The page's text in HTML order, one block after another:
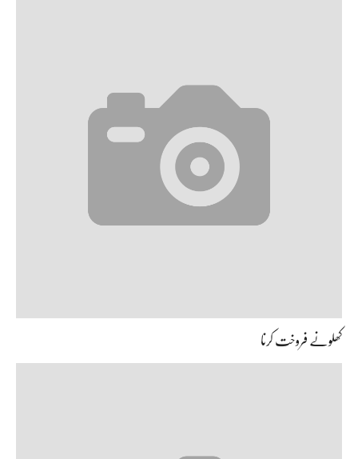
کھلونے فروخت کرنا